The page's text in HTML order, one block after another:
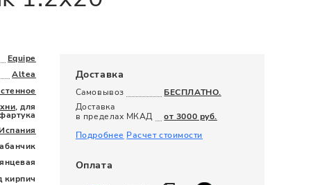
x 280
Equipe
Altea
, для
кирпич
Доставка
Самовывоз
БЕСПЛАТНО.
Доставка
в пределах МКАД
от 3000 руб.
Подробнее Расчет стоимости
Оплата